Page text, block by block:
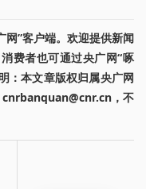
网”客户端。欢迎提供新闻
费者也可通过央广网“啄
：本文章版权归属央广网
cnrbanquan@cnr.cn，不